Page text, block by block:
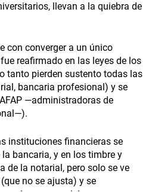
llevan a la quiebra de
con converger a un único
reafirmado en las leyes de los
tanto pierden sustento todas las
bancaria profesional) y se
—administradoras de
instituciones financieras se
bancaria, y en los timbre y
de la notarial, pero solo se ve
no se ajusta) y se